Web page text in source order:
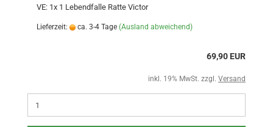
VE: 1x 1 Lebendfalle Ratte Victor
Lieferzeit: ca. 3-4 Tage (Ausland abweichend)
69,90 EUR
inkl. 19% MwSt. zzgl. Versand